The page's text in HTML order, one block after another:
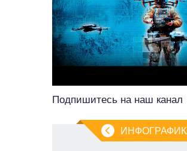
Подпишитесь на наш канал